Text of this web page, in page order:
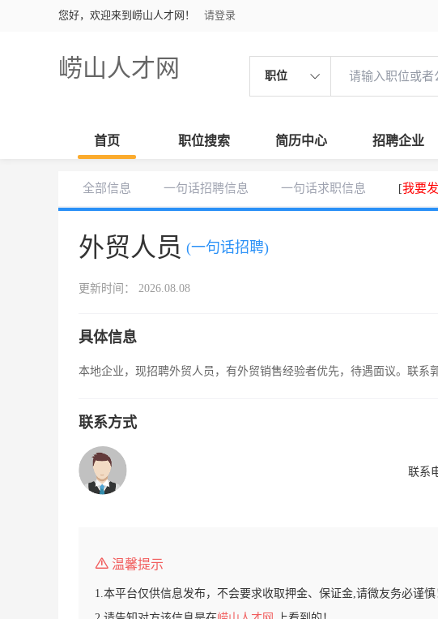
您好，欢迎来到崂山人才网！ 请登录
崂山人才网 职位
首页 职位搜索 简历中心 招聘企业
全部信息 一句话招聘信息 一句话求职信息 [我要
外贸人员 (一句话招聘)
更新时间： 2026.08.08
具体信息
本地企业，现招聘外贸人员，有外贸销售经验者优先，待遇面议。联系
联系方式
联系
温馨提示
1.本平台仅供信息发布，不会要求收取押金、保证金,请微友务必谨慎